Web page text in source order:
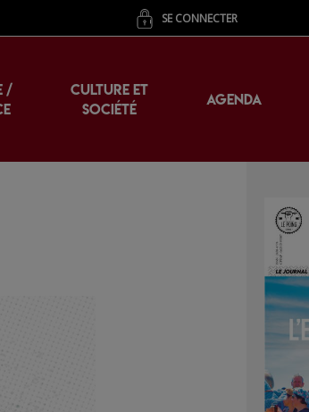
SE CONNECTER
/
CULTURE ET
SOCIÉTÉ
AGENDA